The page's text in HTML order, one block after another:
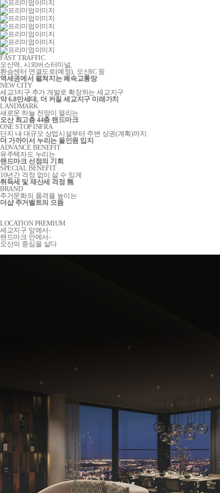
FAST TRAFFIC
오산역, 시외버스터미널,
환승센터 연결도로(예정) , 오산IC 등
역세권에서 펼쳐지는 쾌속교통망
NEW CITY
세교3지구 추가 개발로 확장하는 세교지구
약 6.8만세대, 더 커질 세교지구 미래가치
LANDMARK
새로운 하늘 전망이 열리는
오산 최고층 44층 랜드마크
ONE STOP INFRA
단지 내 대규모 상업시설부터 주변 상권(계획)까지
더 가까이서 누리는 올인원 입지
ADVANCE BENEFIT
유주택자도 누리는
랜드마크 선점의 기회
SPECIAL BENEFIT
10년간 걱정 없이 살 수 있게
취득세 및 재산세 걱정 無
BRAND
주거문화의 품격을 높이는
더샵 주거벨트의 으뜸
LOCATION PREMIUM
세교지구 앞에서-
랜드마크 안에서-
오산의 중심을 살다